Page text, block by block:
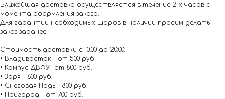
Ближайшая доставка осуществляется в течение 2-х часов с
момента оформления заказа.
Для гарантии необходимых шаров в наличии просим делать
заказ заранее!
Стоимость доставки с 10.00 до 20:00:
• Владивосток - от 500 руб.
• Кампус ДВФУ- от 800 руб.
• Заря - 600 руб.
• Снеговая Падь - 800 руб.
• Пригород - от 700 руб.